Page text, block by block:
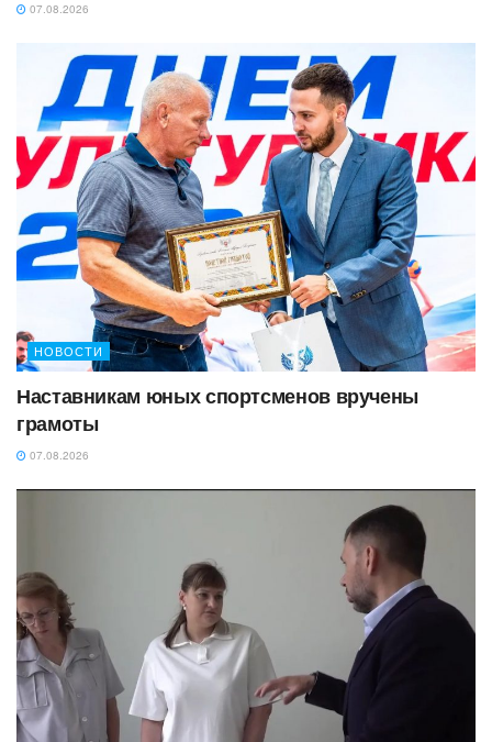
07.08.2026
НОВОСТИ
Наставникам юных спортсменов вручены
грамоты
07.08.2026